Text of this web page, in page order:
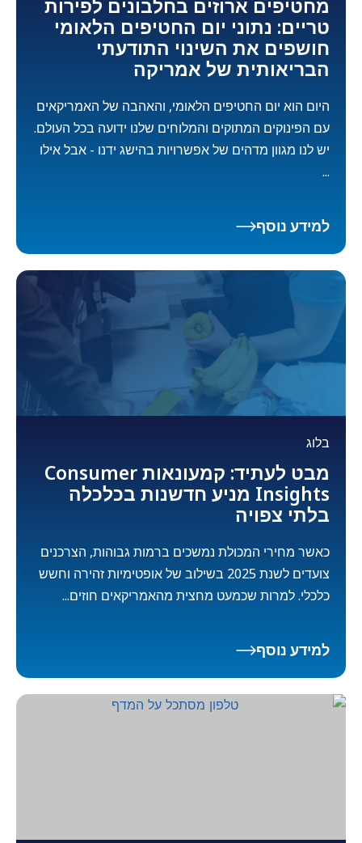
מחטיפים ארוזים בחלבונים לפירות
טריים: נתוני יום החטיפים הלאומי
חושפים את השינוי התודעתי
הבריאותית של אמריקה
היום הוא יום החטיפים הלאומי, והאהבה של האמריקאים
עם הפינוקים המתוקים והמלוחים שלנו ידועה בכל העולם.
יש לנו מגוון מדהים של אפשרויות בהישג ידנו - אבל אילו
...
למידע נוסף
בלוג
מבט לעתיד: קמעונאות Consumer
Insights מניע חדשנות בכלכלה
בלתי צפויה
כאשר מחירי המכולת נמשכים ברמות גבוהות, הצרכנים
צועדים לשנת 2025 בשילוב של אופטימיות זהירה וחשש
כלכלי. למרות שכמעט מחצית מהאמריקאים חוזים...
למידע נוסף